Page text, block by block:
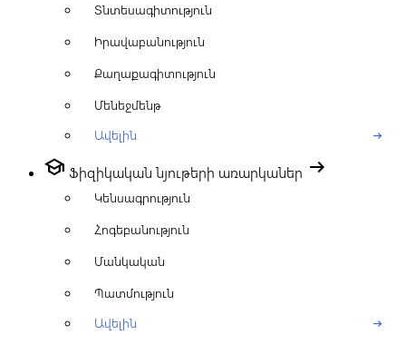
Տնտեսագիտություն
Իրավաբանություն
Քաղաքագիտություն
Մենեջմենթ
Ավելին
arrow_right_alt
school Ֆիզիկական նյութերի առարկաներ arrow_right_alt
Կենսագրություն
Հոգեբանություն
Մանկական
Պատմություն
Ավելին
arrow_right_alt